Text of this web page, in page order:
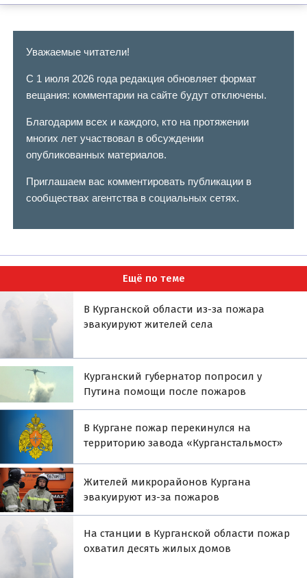
Уважаемые читатели!
С 1 июля 2026 года редакция обновляет формат
вещания: комментарии на сайте будут отключены.
Благодарим всех и каждого, кто на протяжении
многих лет участвовал в обсуждении
опубликованных материалов.
Приглашаем вас комментировать публикации в
сообществах агентства в социальных сетях.
Ещё по теме
В Курганской области из-за пожара
эвакуируют жителей села
Курганский губернатор попросил у
Путина помощи после пожаров
В Кургане пожар перекинулся на
территорию завода «Курганстальмост»
Жителей микрорайонов Кургана
эвакуируют из-за пожаров
На станции в Курганской области пожар
охватил десять жилых домов